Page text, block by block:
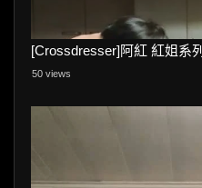
[Crossdresser]阿紅 紅姐系列
50 views